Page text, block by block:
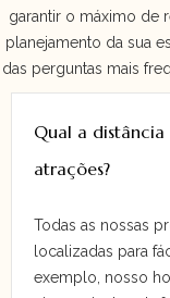
garantir o máximo de
planejamento da sua
das perguntas mais
Qual a
atrações?
Todas as nossas
localizadas para
exemplo, nosso